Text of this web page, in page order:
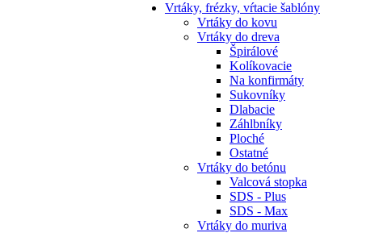
Vrtáky, frézky, vŕtacie šablóny
Vrtáky do kovu
Vrtáky do dreva
Špirálové
Kolíkovacie
Na konfirmáty
Sukovníky
Dlabacie
Záhlbníky
Ploché
Ostatné
Vrtáky do betónu
Valcová stopka
SDS - Plus
SDS - Max
Vrtáky do muriva